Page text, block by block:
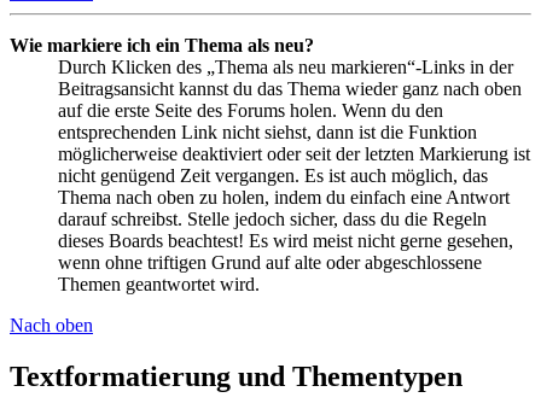
Wie markiere ich ein Thema als neu?
Durch Klicken des „Thema als neu markieren“-Links in der
Beitragsansicht kannst du das Thema wieder ganz nach oben
auf die erste Seite des Forums holen. Wenn du den
entsprechenden Link nicht siehst, dann ist die Funktion
möglicherweise deaktiviert oder seit der letzten Markierung ist
nicht genügend Zeit vergangen. Es ist auch möglich, das
Thema nach oben zu holen, indem du einfach eine Antwort
darauf schreibst. Stelle jedoch sicher, dass du die Regeln
dieses Boards beachtest! Es wird meist nicht gerne gesehen,
wenn ohne triftigen Grund auf alte oder abgeschlossene
Themen geantwortet wird.
Nach oben
Textformatierung und Thementypen